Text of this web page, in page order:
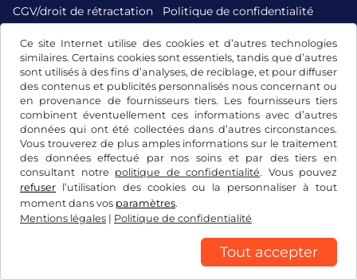
Ce site Internet utilise des cookies et d’autres technologies
similaires. Certains cookies sont essentiels, tandis que d’autres
sont utilisés à des fins d’analyses, de reciblage, et pour diffuser
des contenus et publicités personnalisés nous concernant ou
en provenance de fournisseurs tiers. Les fournisseurs tiers
combinent éventuellement ces informations avec d’autres
données qui ont été collectées dans d’autres circonstances.
Vous trouverez de plus amples informations sur le traitement
des données effectué par nos soins et par des tiers en
consultant notre politique de confidentialité. Vous pouvez
refuser l’utilisation des cookies ou la personnaliser à tout
moment dans vos paramètres.
Mentions légales | Politique de confidentialité
Tout accepter
CGV/droit de rétractation
Politique de confidentialité